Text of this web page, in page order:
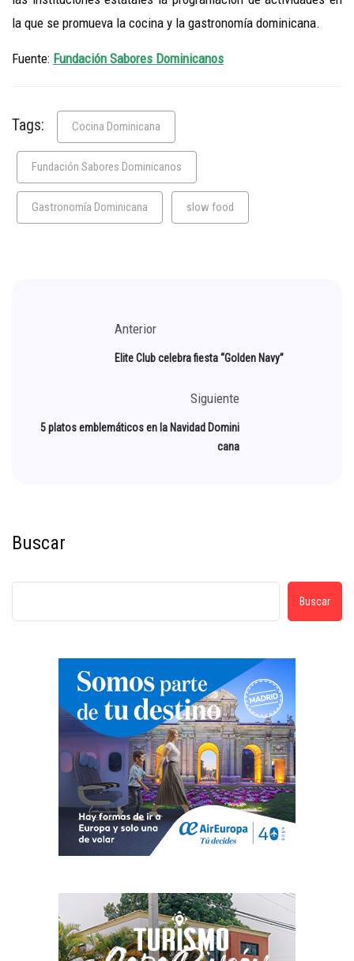
la que se promueva la cocina y la gastronomía dominicana.
Fuente: Fundación Sabores Dominicanos
Tags: Cocina Dominicana
Fundación Sabores Dominicanos
Gastronomía Dominicana slow food
Anterior
Elite Club celebra fiesta “Golden Navy”
Siguiente
5 platos emblemáticos en la Navidad Domini
cana
Buscar
Buscar